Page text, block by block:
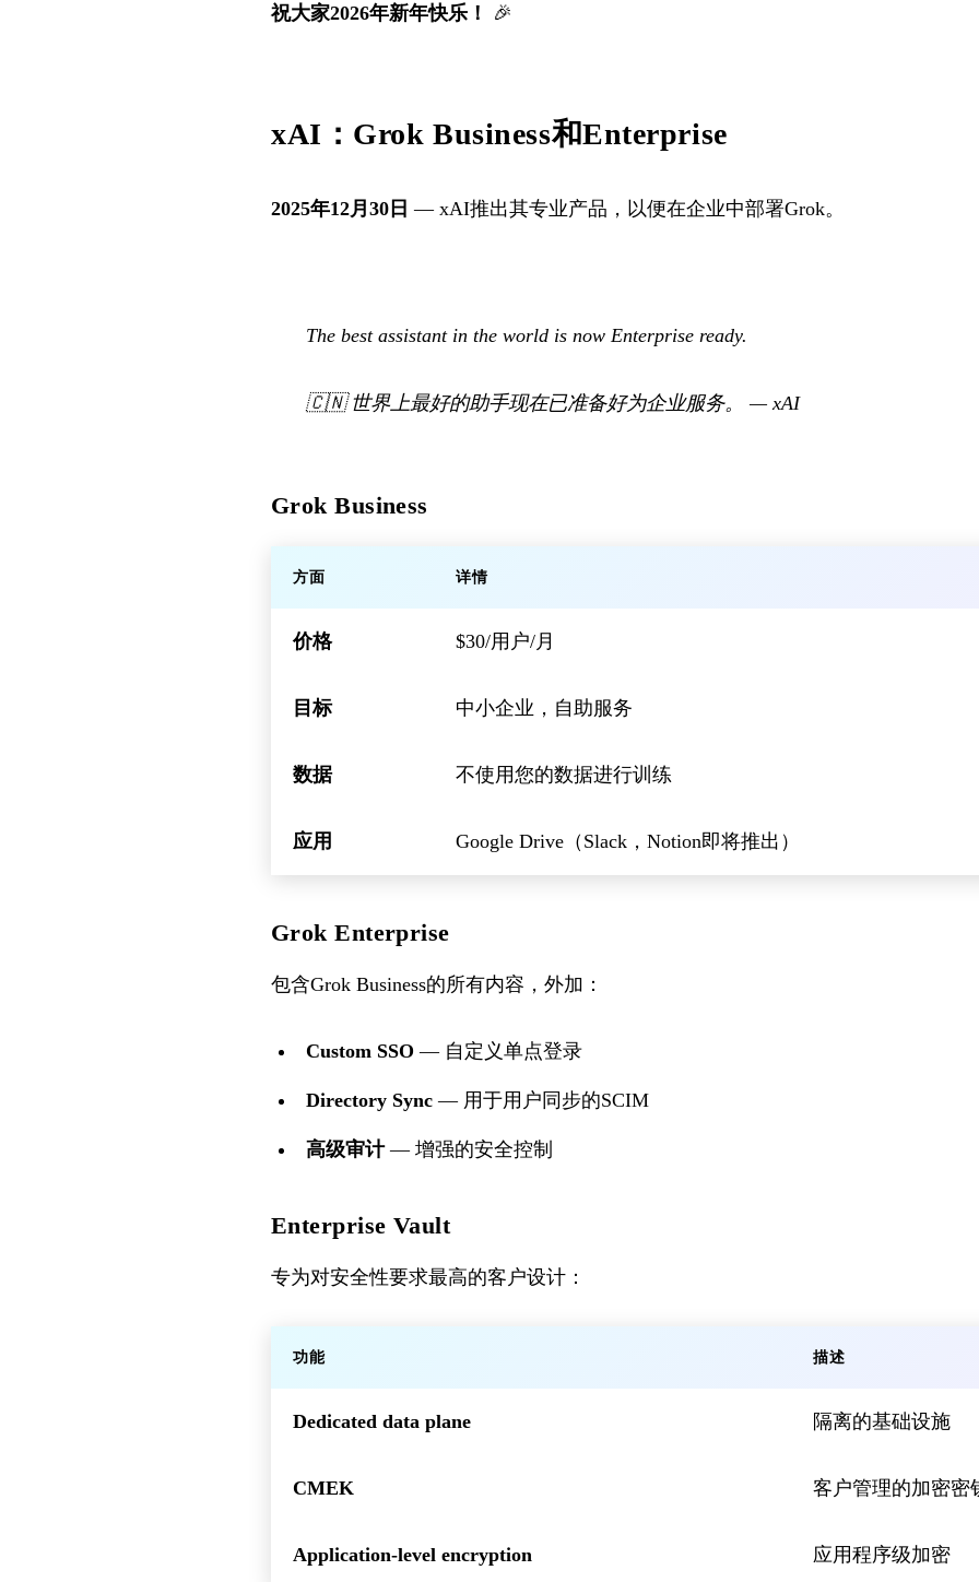
祝大家2026年新年快乐！ 🎉
xAI：Grok Business和Enterprise
2025年12月30日 — xAI推出其专业产品，以便在企业中部署Grok。
The best assistant in the world is now Enterprise ready.
🇨🇳世界上最好的助手现在已准备好为企业服务。 — xAI
Grok Business
方面 详情
价格 $30/用户/月
目标 中小企业，自助服务
数据 不使用您的数据进行训练
应用 Google Drive（Slack，Notion即将推出）
Grok Enterprise
包含Grok Business的所有内容，外加：
Custom SSO — 自定义单点登录
Directory Sync — 用于用户同步的SCIM
高级审计— 增强的安全控制
Enterprise Vault
专为对安全性要求最高的客户设计：
功能 描述
Dedicated data plane 隔离的基础设施
CMEK 客户管理的加密密
Application-level encryption 应用程序级加密